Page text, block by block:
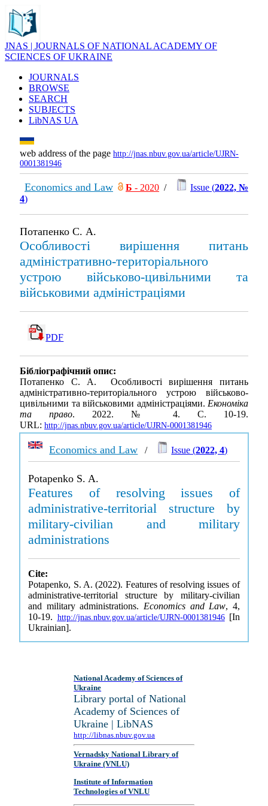
JNAS | JOURNALS OF NATIONAL ACADEMY OF
SCIENCES OF UKRAINE
JOURNALS
BROWSE
SEARCH
SUBJECTS
LibNAS UA
web address of the page http://jnas.nbuv.gov.ua/article/UJRN-
0001381946
Economics and Law Б - 2020 / Issue (2022, №
4)
Потапенко С. А.
Особливості вирішення питань
адміністративно-територіального
устрою військово-цивільними та
військовими адміністраціями
PDF
Бібліографічний опис:
Потапенко С. А. Особливості вирішення питань
адміністративно-територіального устрою військово-
цивільними та військовими адміністраціями. Економіка
та право. 2022. № 4. С. 10-19.
URL: http://jnas.nbuv.gov.ua/article/UJRN-0001381946
Economics and Law / Issue (2022, 4)
Potapenko S. A.
Features of resolving issues of
administrative-territorial structure by
military-civilian and military
administrations
Cite:
Potapenko, S. A. (2022). Features of resolving issues of
administrative-territorial structure by military-civilian
and military administrations. Economics and Law, 4,
10-19. http://jnas.nbuv.gov.ua/article/UJRN-0001381946[In
Ukrainian].
National Academy of Sciences of
Ukraine
Library portal of National
Academy of Sciences of
Ukraine | LibNAS
http://libnas.nbuv.gov.ua
Vernadsky National Library of
Ukraine (VNLU)
Institute of Information
Technologies of VNLU